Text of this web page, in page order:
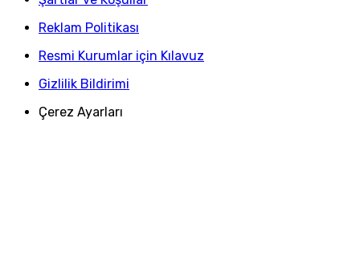
Reklam Politikası
Resmi Kurumlar için Kılavuz
Gizlilik Bildirimi
Çerez Ayarları